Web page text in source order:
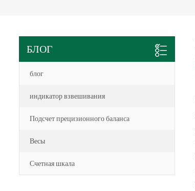
БЛОГ
блог
индикатор взвешивания
Подсчет прецизионного баланса
Весы
Счетная шкала